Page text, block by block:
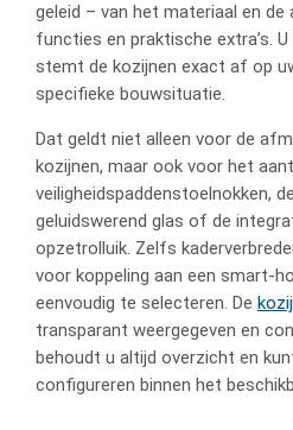
geleid – van het materiaal en
functies en praktische extra’s.
stemt de kozijnen exact af op
specifieke bouwsituatie.
Dat geldt niet alleen voor de
kozijnen, maar ook voor het
veiligheidspaddenstoelnokken,
geluidswerend glas of de
opzetrolluik. Zelfs
voor koppeling aan een smart-
eenvoudig te selecteren. De
transparant weergegeven en
behoudt u altijd overzicht en
configureren binnen het